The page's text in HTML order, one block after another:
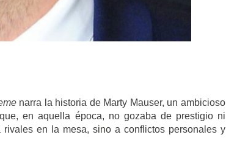
narra la historia de Marty Mauser, un ambicioso
en aquella época, no gozaba de prestigio ni
en la mesa, sino a conflictos personales y